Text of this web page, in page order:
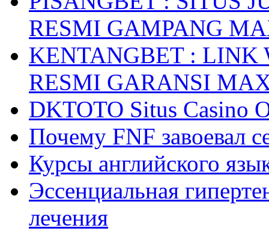
RESMI GAMPANG
KENTANGBET : LINK
RESMI GARANSI
DKTOTO Situs Casino
Почему FNF завоевал
Курсы английского
Эссенциальная
лечения